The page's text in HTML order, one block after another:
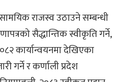
राजस्व उठाउने सम्बन्धी
सैद्धान्तिक स्वीकृति गर्ने,
कार्यान्वयनमा देखिएका
गर्ने र कर्णाली प्रदेश